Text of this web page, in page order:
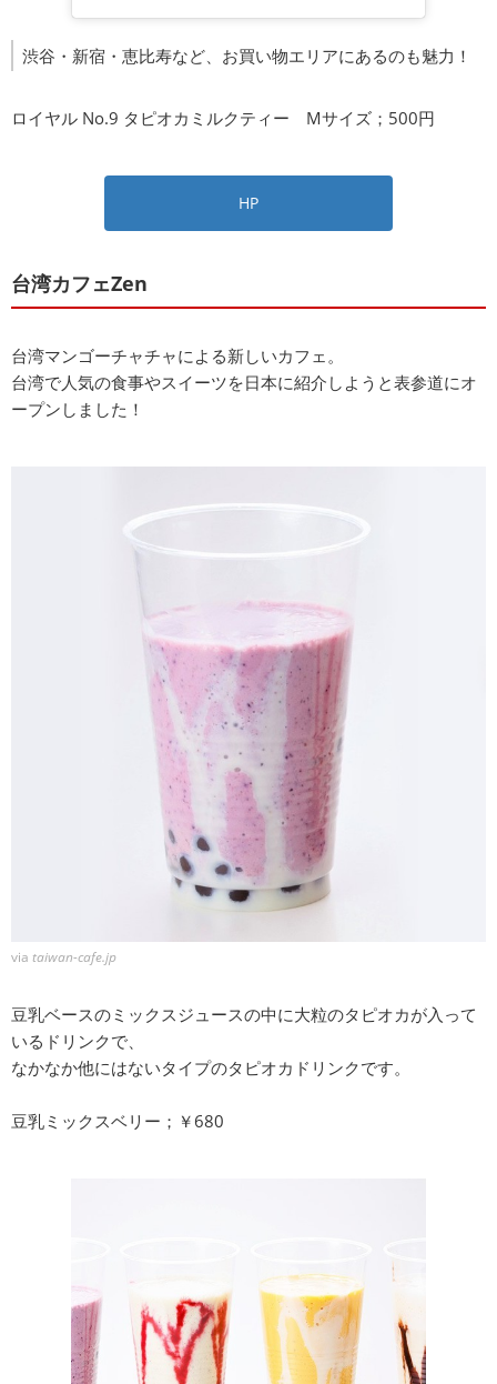
渋谷・新宿・恵比寿など、お買い物エリアにあるのも魅力！
ロイヤル No.9 タピオカミルクティー Мサイズ；500円
HP
台湾カフェZen
台湾マンゴーチャチャによる新しいカフェ。
台湾で人気の食事やスイーツを日本に紹介しようと表参道にオ
ープンしました！
via taiwan-cafe.jp
豆乳ベースのミックスジュースの中に大粒のタピオカが入って
いるドリンクで、
なかなか他にはないタイプのタピオカドリンクです。
豆乳ミックスベリー；￥680